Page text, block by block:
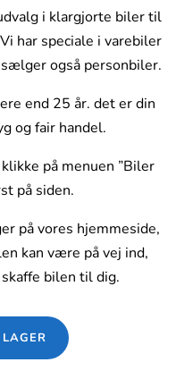
i klargjorte biler til
har speciale i varebiler
også personbiler.
end 25 år. det er din
og fair handel.
på menuen ”Biler
på siden.
på vores hjemmeside,
kan være på vej ind,
bilen til dig.